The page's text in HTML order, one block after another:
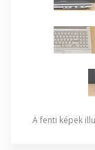
A fenti képek